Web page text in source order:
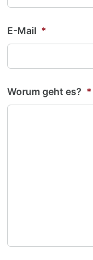
E-Mail *
Worum geht es? *